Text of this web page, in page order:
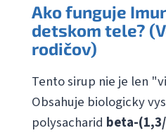
Ako funguje
detskom tele?
rodičov)
Tento sirup nie je len
Obsahuje biologicky
polysacharid beta-